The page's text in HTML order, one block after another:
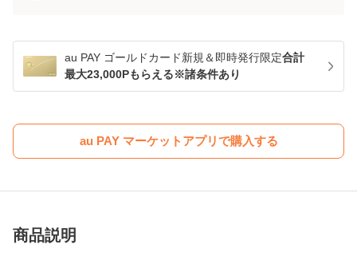
au PAY ゴールドカード新規＆即時発行限定合計
最大23,000Pもらえる※諸条件あり
au PAY マーケットアプリで購入する
商品説明